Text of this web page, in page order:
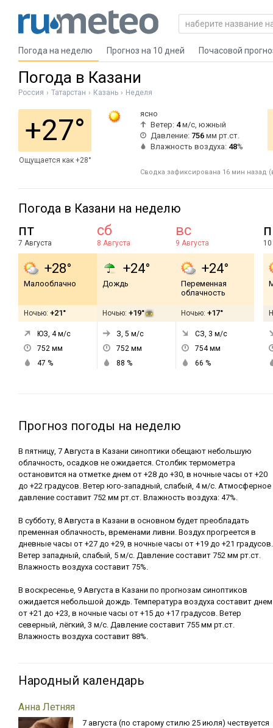
Погода на неделю Прогноз на 10 дней Почасовой
Погода в Казани
Россия Татарстан Казань Неделя
+27°
Ощущается как +28°
ясно
Ветер: 4м/с, южный
Давление: 756 мм рт.ст.
Влажность воздуха: 48%
Сводка зафиксирована 16 мин назад
Погода в Казани на неделю
пт
7 Августа
+28°
Малооблачно
Ночью: +21°
ЮЗ, 4м/с
752 мм
47 %
сб
8 Августа
+24°
Дождь
Ночью: +19°
З, 5 м/с
752 мм
88 %
вс
9 Августа
+24°
Переменная
облачность
Ночью: +17°
СЗ, 3 м/с
754мм
66 %
10
Прогноз погоды на неделю
В пятницу, 7 Августа в Казани синоптики обещают небольшую
облачность, осадков не ожидается. Столбик термометра
остановится на отметке днем от +28 до +30, в ночные часы от +20
до +22 градусов. Ветер юго-западный, слабый, 4 м/с. Атмосферное
давление составит 752 мм рт.ст. Влажность воздуха: 47%.
В субботу, 8 Августа в Казани в основном будет преобладать
пременная облачность, временами ливни. Воздух прогреется в
дневные часы от +27 до +29, в ночные часы от +19 до +21 градусов.
Ветер западный, слабый, 5 м/с. Давление составит 752 мм рт.ст.
Влажность воздуха составит 75%.
В воскресенье, 9 Августа в Казани по прогнозам синоптиков
ожидается небольшой дождь. Температура воздуха составит днем
от +21 до +23, в ночные часы от +15 до +17 градусов. Ветер
северный, лёгкий, 3 м/с. Давление составит 755 мм рт.ст.
Влажность воздуха составит 88%.
Народный календарь
Анна Летняя
7 августа (по старому стилю 25 июля) чествуется